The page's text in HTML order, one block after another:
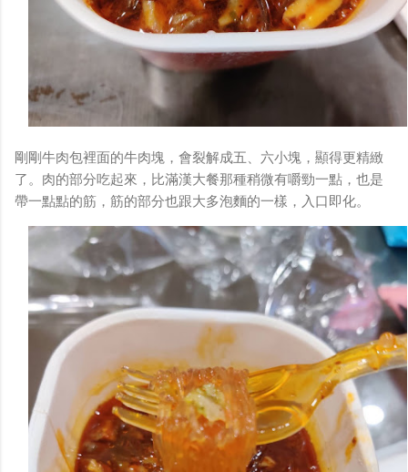
剛剛牛肉包裡面的牛肉塊，會裂解成五、六小塊，顯得更精緻
了。肉的部分吃起來，比滿漢大餐那種稍微有嚼勁一點，也是
帶一點點的筋，筋的部分也跟大多泡麵的一樣，入口即化。